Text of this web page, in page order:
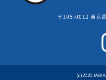
〒105-0012 東京
(c)2020